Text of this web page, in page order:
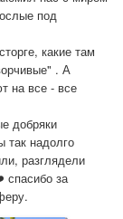
под
какие там
. А
на все - все
добряки
так надолго
разглядели
спасибо за